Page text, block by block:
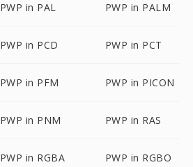
PWP in PAL PWP in PALM
PWP in PCD PWP in PCT
PWP in PFM PWP in PICON
PWP in PNM PWP in RAS
PWP in RGBA PWP in RGBO